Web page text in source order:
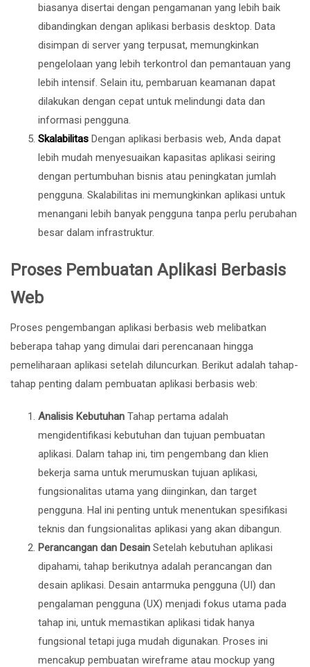
biasanya disertai dengan pengamanan yang lebih baik
dibandingkan dengan aplikasi berbasis desktop. Data
disimpan di server yang terpusat, memungkinkan
pengelolaan yang lebih terkontrol dan pemantauan yang
lebih intensif. Selain itu, pembaruan keamanan dapat
dilakukan dengan cepat untuk melindungi data dan
informasi pengguna.
Skalabilitas Dengan aplikasi berbasis web, Anda dapat
lebih mudah menyesuaikan kapasitas aplikasi seiring
dengan pertumbuhan bisnis atau peningkatan jumlah
pengguna. Skalabilitas ini memungkinkan aplikasi untuk
menangani lebih banyak pengguna tanpa perlu perubahan
besar dalam infrastruktur.
Proses Pembuatan Aplikasi Berbasis
Web
Proses pengembangan aplikasi berbasis web melibatkan
beberapa tahap yang dimulai dari perencanaan hingga
pemeliharaan aplikasi setelah diluncurkan. Berikut adalah tahap-
tahap penting dalam pembuatan aplikasi berbasis web:
Analisis Kebutuhan Tahap pertama adalah
mengidentifikasi kebutuhan dan tujuan pembuatan
aplikasi. Dalam tahap ini, tim pengembang dan klien
bekerja sama untuk merumuskan tujuan aplikasi,
fungsionalitas utama yang diinginkan, dan target
pengguna. Hal ini penting untuk menentukan spesifikasi
teknis dan fungsionalitas aplikasi yang akan dibangun.
Perancangan dan Desain Setelah kebutuhan aplikasi
dipahami, tahap berikutnya adalah perancangan dan
desain aplikasi. Desain antarmuka pengguna (UI) dan
pengalaman pengguna (UX) menjadi fokus utama pada
tahap ini, untuk memastikan aplikasi tidak hanya
fungsional tetapi juga mudah digunakan. Proses ini
mencakup pembuatan wireframe atau mockup yang